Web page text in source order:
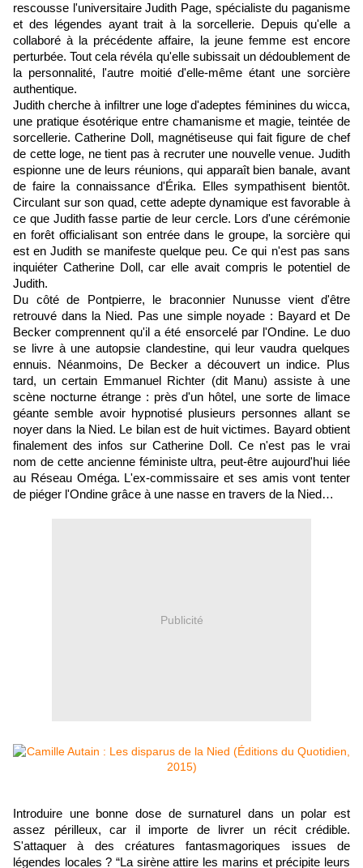
rescousse l'universitaire Judith Page, spécialiste du paganisme
et des légendes ayant trait à la sorcellerie. Depuis qu'elle a
collaboré à la précédente affaire, la jeune femme est encore
perturbée. Tout cela révéla qu'elle subissait un dédoublement de
la personnalité, l'autre moitié d'elle-même étant une sorcière
authentique.
Judith cherche à infiltrer une loge d'adeptes féminines du wicca,
une pratique ésotérique entre chamanisme et magie, teintée de
sorcellerie. Catherine Doll, magnétiseuse qui fait figure de chef
de cette loge, ne tient pas à recruter une nouvelle venue. Judith
espionne une de leurs réunions, qui apparaît bien banale, avant
de faire la connaissance d'Érika. Elles sympathisent bientôt.
Circulant sur son quad, cette adepte dynamique est favorable à
ce que Judith fasse partie de leur cercle. Lors d'une cérémonie
en forêt officialisant son entrée dans le groupe, la sorcière qui
est en Judith se manifeste quelque peu. Ce qui n'est pas sans
inquiéter Catherine Doll, car elle avait compris le potentiel de
Judith.
Du côté de Pontpierre, le braconnier Nunusse vient d'être
retrouvé dans la Nied. Pas une simple noyade : Bayard et De
Becker comprennent qu'il a été ensorcelé par l'Ondine. Le duo
se livre à une autopsie clandestine, qui leur vaudra quelques
ennuis. Néanmoins, De Becker a découvert un indice. Plus
tard, un certain Emmanuel Richter (dit Manu) assiste à une
scène nocturne étrange : près d'un hôtel, une sorte de limace
géante semble avoir hypnotisé plusieurs personnes allant se
noyer dans la Nied. Le bilan est de huit victimes. Bayard obtient
finalement des infos sur Catherine Doll. Ce n'est pas le vrai
nom de cette ancienne féministe ultra, peut-être aujourd'hui liée
au Réseau Oméga. L'ex-commissaire et ses amis vont tenter
de piéger l'Ondine grâce à une nasse en travers de la Nied…
Publicité
Introduire une bonne dose de surnaturel dans un polar est
assez périlleux, car il importe de livrer un récit crédible.
S'attaquer à des créatures fantasmagoriques issues de
légendes locales ? “La sirène attire les marins et précipite leurs